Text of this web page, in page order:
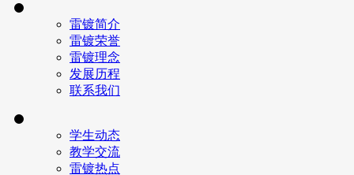
雷镀简介
雷镀荣誉
雷镀理念
发展历程
联系我们
学生动态
教学交流
雷镀热点